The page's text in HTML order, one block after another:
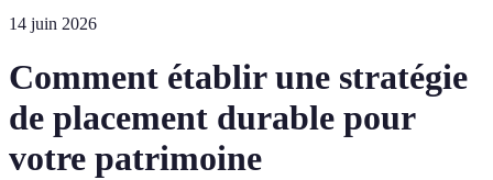
14 juin 2026
Comment établir une stratégie
de placement durable pour
votre patrimoine